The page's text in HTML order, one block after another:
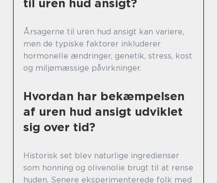
til uren hud ansigt?
Årsagerne til uren hud ansigt kan variere,
men de typiske faktorer inkluderer
hormonelle ændringer, genetik, stress, kost
og miljømæssige påvirkninger.
Hvordan har bekæmpelsen
af uren hud ansigt udviklet
sig over tid?
Historisk set blev naturlige ingredienser
som honning og olivenolie brugt til at rense
huden. Senere eksperimenterede folk med